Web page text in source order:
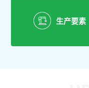
生产要素